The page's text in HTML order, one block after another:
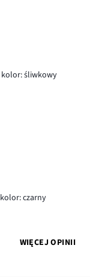
kolor: śliwkowy
kolor: czarny
WIĘCEJ OPINII